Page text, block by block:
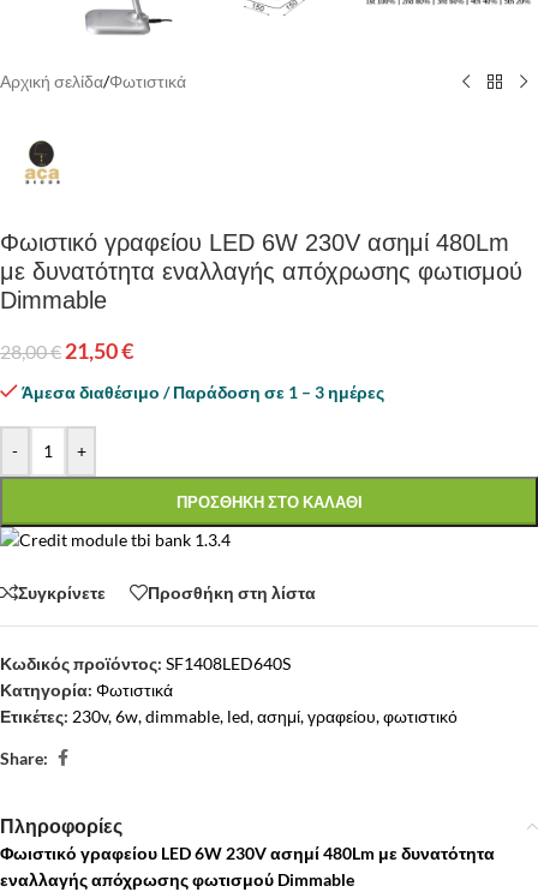
Αρχική σελίδα/Φωτιστικά
Φωιστικό γραφείου LED 6W 230V ασημί 480Lm
με δυνατότητα εναλλαγής απόχρωσης φωτισμού
Dimmable
28,00€ 21,50€
Άμεσα διαθέσιμο / Παράδοση σε 1 – 3 ημέρες
- +
ΠΡΟΣΘΗΚΗ ΣΤΟ ΚΑΛΑΘΙ
Συγκρίνετε Προσθήκη στη λίστα
Κωδικός προϊόντος: SF1408LED640S
Κατηγορία: Φωτιστικά
Ετικέτες: 230v,6w,dimmable, led,ασημί,γραφείου,φωτιστικό
Share:
Πληροφορίες
Φωιστικό γραφείου LED 6W 230V ασημί 480Lm με δυνατότητα
εναλλαγής απόχρωσης φωτισμού Dimmable